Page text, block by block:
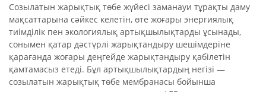
Созылатын жарықтық төбе жүйесі заманауи тұрақты даму
мақсаттарына сәйкес келетін, өте жоғары энергиялық
тиімділік пен экологиялық артықшылықтарды ұсынады,
сонымен қатар дәстүрлі жарықтандыру шешімдеріне
қарағанда жоғары деңгейде жарықтандыру қабілетін
қамтамасыз етеді. Бұл артықшылықтардың негізі —
созылатын жарықтық төбе мембранасы бойынша